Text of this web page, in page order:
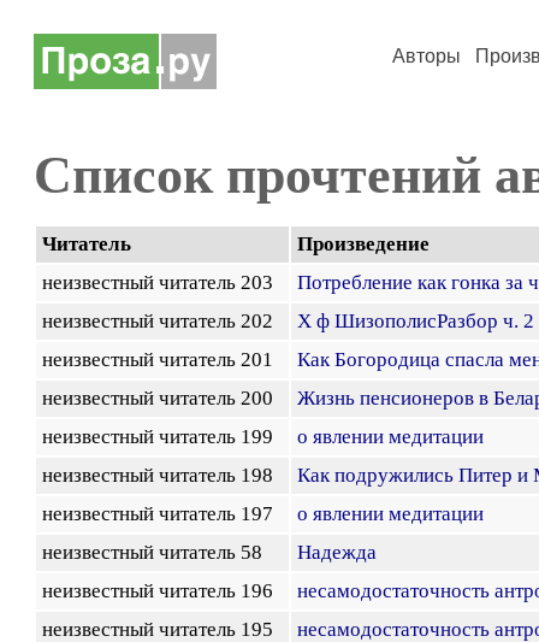
Авторы
Список прочтений
Читатель
Произведение
неизвестный читатель 203
Потребление как гонка за
неизвестный читатель 202
Х ф ШизополисРазбор ч. 2
неизвестный читатель 201
Как Богородица спасла
неизвестный читатель 200
Жизнь пенсионеров в
неизвестный читатель 199
о явлении медитации
неизвестный читатель 198
Как подружились Питер и
неизвестный читатель 197
о явлении медитации
неизвестный читатель 58
Надежда
неизвестный читатель 196
несамодостаточность
неизвестный читатель 195
несамодостаточность